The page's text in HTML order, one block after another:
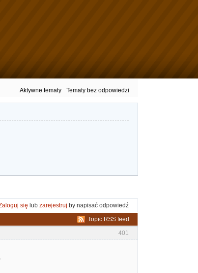
Aktywne tematy Tematy bez odpowiedzi
się lub zarejestruj by napisać odpowiedź
Topic RSS feed
401